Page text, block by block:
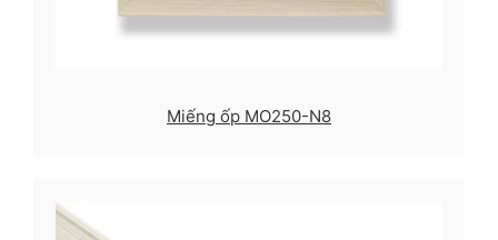
Miếng ốp MO250-N8